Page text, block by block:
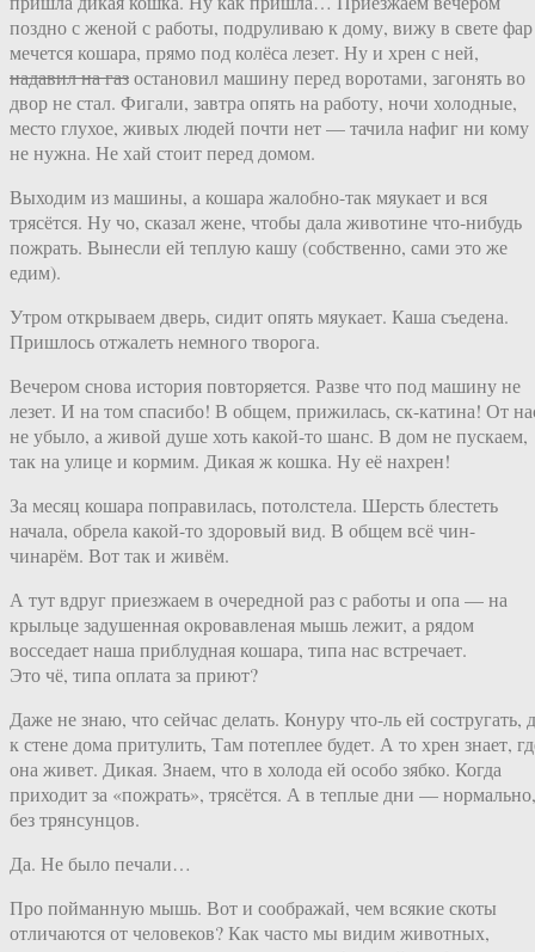
поздно с женой с работы, подруливаю к дому, вижу в свете фар
мечется кошара, прямо под колёса лезет. Ну и хрен с ней,
надавил на газостановил машину перед воротами, загонять во
двор не стал. Фигали, завтра опять на работу, ночи холодные,
место глухое, живых людей почти нет — тачила нафиг ни кому
не нужна. Не хай стоит перед домом.
Выходим из машины, а кошара жалобно-так мяукает и вся
трясётся. Ну чо, сказал жене, чтобы дала животине что-нибудь
пожрать. Вынесли ей теплую кашу (собственно, сами это же
едим).
Утром открываем дверь, сидит опять мяукает. Каша съедена.
Пришлось отжалеть немного творога.
Вечером снова история повторяется. Разве что под машину не
лезет. И на том спасибо! В общем, прижилась, ск-катина! От
не убыло, а живой душе хоть какой-то шанс. В дом не пускаем,
так на улице и кормим. Дикая ж кошка. Ну её нахрен!
За месяц кошара поправилась, потолстела. Шерсть блестеть
начала, обрела какой-то здоровый вид. В общем всё чин-
чинарём. Вот так и живём.
А тут вдруг приезжаем в очередной раз с работы и опа — на
крыльце задушенная окровавленая мышь лежит, а рядом
восседает наша приблудная кошара, типа нас встречает.
Это чё, типа оплата за приют?
Даже не знаю, что сейчас делать. Конуру что-ль ей состругать,
к стене дома притулить, Там потеплее будет. А то хрен знает,
она живет. Дикая. Знаем, что в холода ей особо зябко. Когда
приходит за «пожрать», трясётся. А в теплые дни — нормально,
без трянсунцов.
Да. Не было печали…
Про пойманную мышь. Вот и соображай, чем всякие скоты
отличаются от человеков? Как часто мы видим животных,